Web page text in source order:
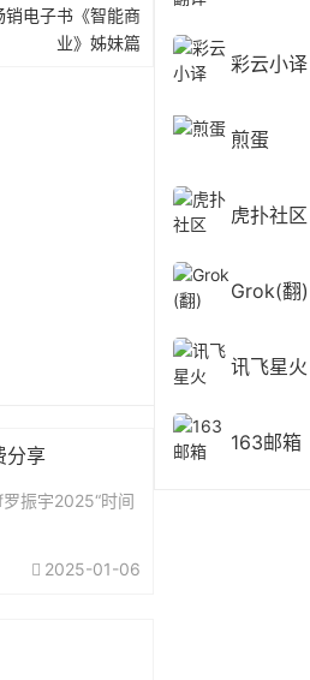
销电子书《智能商
业》姊妹篇
分享
振宇2025“时间
2025-01-06
彩云小译
煎蛋
虎扑社区
Grok(翻)
讯飞星火
163邮箱